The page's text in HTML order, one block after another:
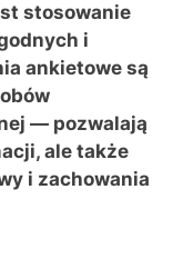
stosowanie
i
ankietowe są
— pozwalają
ale także
i zachowania